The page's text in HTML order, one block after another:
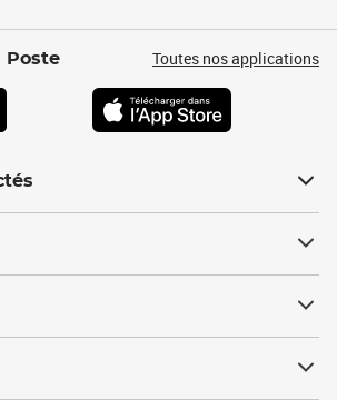
Poste Toutes nos applications